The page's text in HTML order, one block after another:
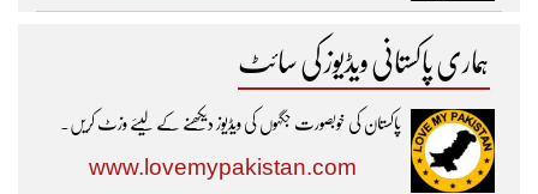
ہماری پاکستانی ویڈیوز کی سائٹ
پاکستان کی خوبصورت جگہوں کی ویڈیوز دیکھنے کے لیئے وزٹ کریں۔
www.lovemypakistan.com